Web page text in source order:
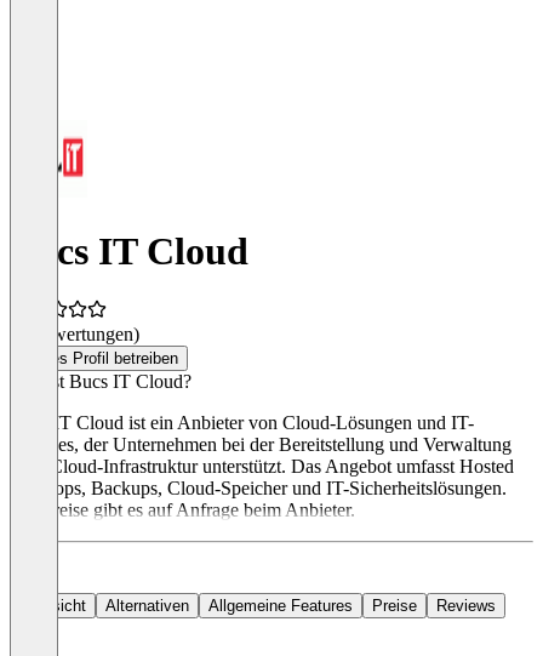
Bucs IT Cloud
(0 Bewertungen)
Dieses Profil betreiben
Was ist Bucs IT Cloud?
Bucs IT Cloud ist ein Anbieter von Cloud-Lösungen und IT-
Services, der Unternehmen bei der Bereitstellung und Verwaltung
ihrer Cloud-Infrastruktur unterstützt. Das Angebot umfasst Hosted
Desktops, Backups, Cloud-Speicher und IT-Sicherheitslösungen.
Die Preise gibt es auf Anfrage beim Anbieter.
Übersicht Alternativen Allgemeine Features Preise Reviews